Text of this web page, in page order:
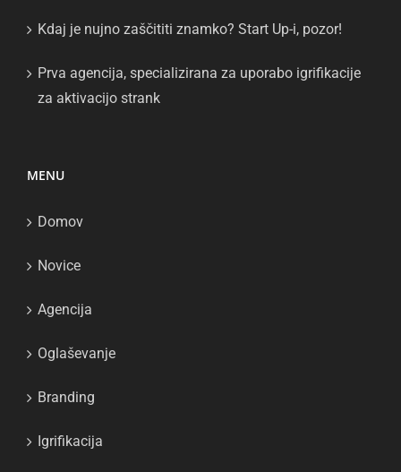
Kdaj je nujno zaščititi znamko? Start Up-i, pozor!
Prva agencija, specializirana za uporabo igrifikacije
za aktivacijo strank
MENU
Domov
Novice
Agencija
Oglaševanje
Branding
Igrifikacija